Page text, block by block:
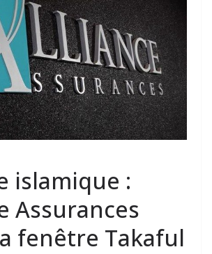
islamique :
Assurances
fenêtre Takaful